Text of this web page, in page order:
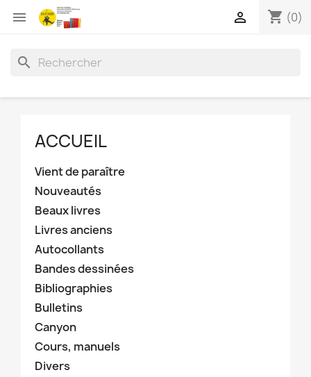
 shopping_cart (0)

search
ACCUEIL
Vient de paraître
Nouveautés
Beaux livres
Livres anciens
Autocollants
Bandes dessinées
Bibliographies
Bulletins
Canyon
Cours, manuels
Divers